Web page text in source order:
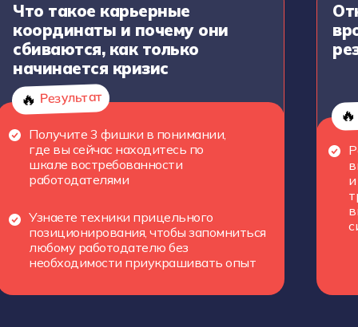
Что такое карьерные
координаты и почему они
сбиваются, как только
начинается кризис
Получите 3 фишки в понимании,
где вы сейчас находитесь по
шкале востребованности
работодателями
Узнаете техники прицельного
позиционирования, чтобы запомниться
любому работодателю без
необходимости приукрашивать опыт
Результат
🔥
🔥